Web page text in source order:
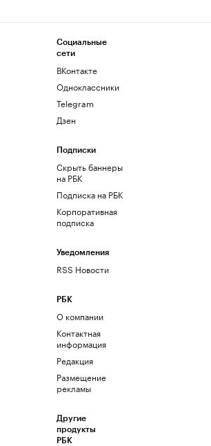
Социальные
сети
ВКонтакте
Одноклассники
Telegram
Дзен
Подписки
Скрыть баннеры
на РБК
Подписка на РБК
Корпоративная
подписка
Уведомления
RSS Новости
РБК
О компании
Контактная
информация
Редакция
Размещение
рекламы
Другие
продукты
РБК